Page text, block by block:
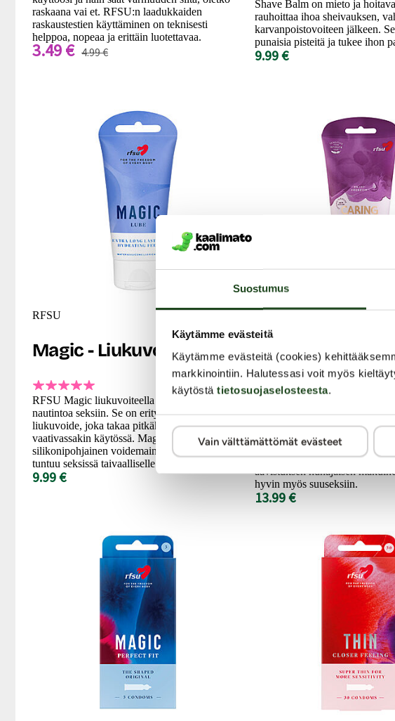
Suostumus
Käytämme evästeitä
Käytämme evästeitä (cookies)
markkinointiin. Halutessasi voit myös
käytöstä tietosuojaselosteesta.
Vain välttämättömät evästeet
raskaana vai et. RFSU:n laadukkaiden
raskaustestien käyttäminen on teknisesti
helppoa, nopeaa ja erittäin luotettavaa.
3.49 € 4.99 €
Shave Balm on mieto ja
rauhoittaa ihoa sheivauksen,
karvanpoistovoiteen jälkeen.
punaisia pisteitä ja tukee ihon
9.99 €
RFSU
Magic - Liukuvoide, 75 ml
RFSU Magic liukuvoiteella lisäät helposti
nautintoa seksiin. Se on erityisen hoitava
liukuvoide, joka takaa pitkäkestoisen luiston
vaativassakin käytössä. Magic on vesi- ja
silikonipohjainen voidemainen geeli, joka
tuntuu seksissä taivaalliselle.
9.99 €
Caring Massage
koko vartalon sensuelliin
seksiin sekä intiimialueiden
Raikas, hieman makean
aavistuksen hunajaisen
hyvin myös suuseksiin.
13.99 €